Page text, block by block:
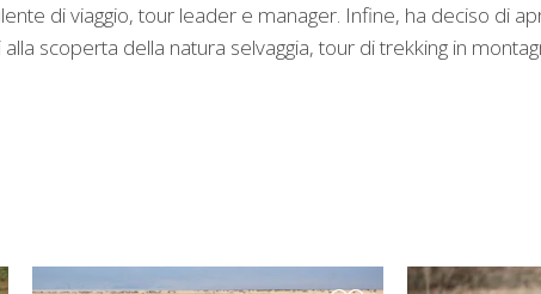
di viaggio, tour leader e manager. Infine, ha deciso di
scoperta della natura selvaggia, tour di trekking in